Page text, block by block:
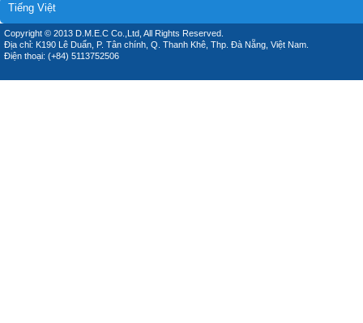
Tiếng Việt
Copyright © 2013 D.M.E.C Co.,Ltd, All Rights Reserved.
Địa chỉ: K190 Lê Duẩn, P. Tân chính, Q. Thanh Khê, Thp. Đà Nẵng, Việt Nam.
Điện thoại: (+84) 5113752506